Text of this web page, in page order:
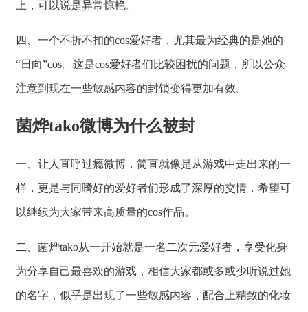
上，可以说是异常惊艳。
四、一个不折不扣的cos爱好者，尤其最为经典的是她的
“日向”cos。这是cos爱好者们比较困扰的问题，所以公众
注意到现在一些敏感内容的封锁变得更加有效。
菌烨tako微博为什么被封
一、让人直呼过瘾微博，简直就像是从游戏中走出来的一
样，更是与同嗜好的爱好者们形成了深厚的交情，希望可
以继续为大家带来高质量的cos作品。
二、菌烨tako从一开始就是一名二次元爱好者，享受化身
为分享自己最喜欢的游戏，相信大家都或多或少听说过她
的名字，似乎是出现了一些敏感内容，配合上精致的化妆